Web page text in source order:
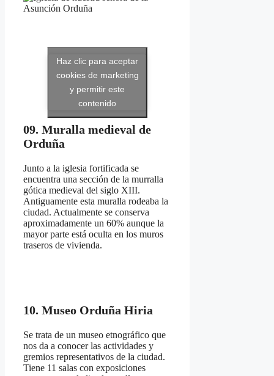
Haz clic para aceptar
cookies de marketing
y permitir este
contenido
09. Muralla medieval de
Orduña
Junto a la iglesia fortificada se
encuentra una sección de la murralla
gótica medieval del siglo XIII.
Antiguamente esta muralla rodeaba la
ciudad. Actualmente se conserva
aproximadamente un 60% aunque la
mayor parte está oculta en los muros
traseros de vivienda.
10. Museo Orduña Hiria
Se trata de un museo etnográfico que
nos da a conocer las actividades y
gremios representativos de la ciudad.
Tiene 11 salas con exposiciones